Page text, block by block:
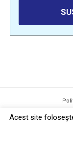
Acest site